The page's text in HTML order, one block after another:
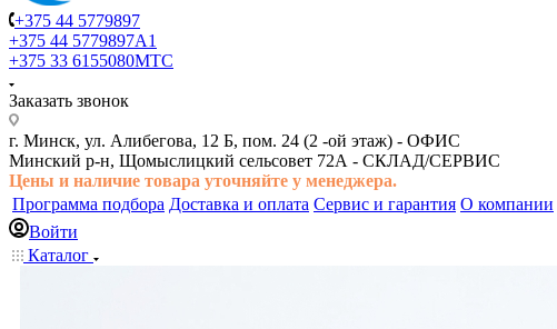
+375 44 5779897
+375 44 5779897A1
+375 33 6155080МТС
Заказать звонок
г. Минск, ул. Алибегова, 12 Б, пом. 24 (2 -ой этаж) - ОФИС
Минский р-н, Щомыслицкий сельсовет 72А - СКЛАД/СЕРВИС
Цены и наличие товара уточняйте у менеджера.
Программа подбора Доставка и оплата Сервис и гарантия О компании
Войти
Каталог